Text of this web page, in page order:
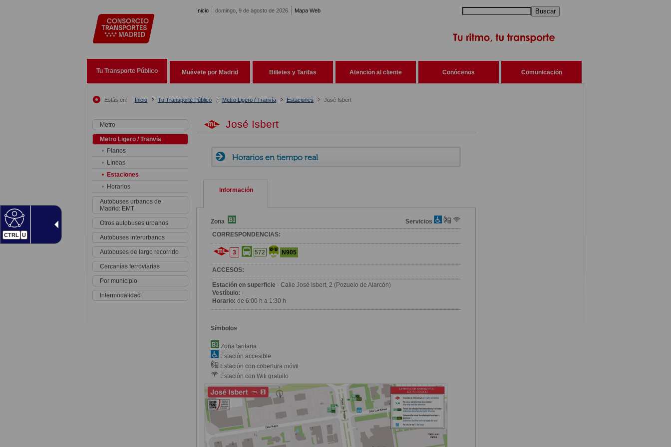
CTRL U
Inicio domingo, 9 de agosto de 2026 Mapa Web Buscar
Tu Transporte Público Muévete por Madrid Billetes y Tarifas Atención al cliente Conócenos Comunicación
Estás en: Inicio Tu Transporte Público Metro Ligero / Tranvía Estaciones José Isbert
Metro
Metro Ligero / Tranvía
Planos
Líneas
Estaciones
Horarios
Autobuses urbanos de
Madrid: EMT
Otros autobuses urbanos
Autobuses interurbanos
Autobuses de largo recorrido
Cercanías ferroviarias
Por municipio
Intermodalidad
José Isbert
Horarios en tiempo real
Información
Zona
Servicios
CORRESPONDENCIAS:
3 572 N905
ACCESOS:
Estación en superficie - Calle José Isbert, 2 (Pozuelo de Alarcón)
Vestíbulo: -
Horario: de 6:00 h a 1:30 h
Símbolos
Zona tarifaria
Estación accesible
Estación con cobertura móvil
Estación con Wifi gratuito